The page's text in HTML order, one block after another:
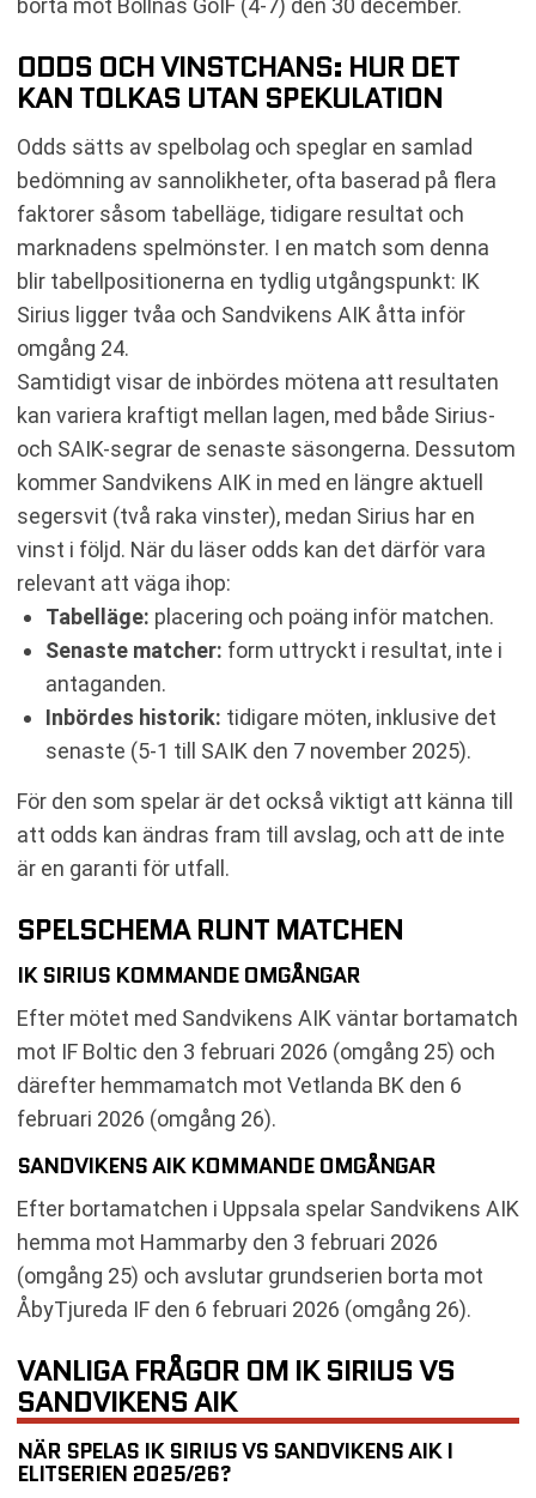
ODDS OCH VINSTCHANS: HUR DET
KAN TOLKAS UTAN SPEKULATION
Odds sätts av spelbolag och speglar en samlad
bedömning av sannolikheter, ofta baserad på flera
faktorer såsom tabelläge, tidigare resultat och
marknadens spelmönster. I en match som denna
blir tabellpositionerna en tydlig utgångspunkt: IK
Sirius ligger tvåa och Sandvikens AIK åtta inför
omgång 24.
Samtidigt visar de inbördes mötena att resultaten
kan variera kraftigt mellan lagen, med både Sirius-
och SAIK-segrar de senaste säsongerna. Dessutom
kommer Sandvikens AIK in med en längre aktuell
segersvit (två raka vinster), medan Sirius har en
vinst i följd. När du läser odds kan det därför vara
relevant att väga ihop:
Tabelläge: placering och poäng inför matchen.
Senaste matcher: form uttryckt i resultat, inte i
antaganden.
Inbördes historik: tidigare möten, inklusive det
senaste (5-1 till SAIK den 7 november 2025).
För den som spelar är det också viktigt att känna till
att odds kan ändras fram till avslag, och att de inte
är en garanti för utfall.
SPELSCHEMA RUNT MATCHEN
IK SIRIUS KOMMANDE OMGÅNGAR
Efter mötet med Sandvikens AIK väntar bortamatch
mot IF Boltic den 3 februari 2026 (omgång 25) och
därefter hemmamatch mot Vetlanda BK den 6
februari 2026 (omgång 26).
SANDVIKENS AIK KOMMANDE OMGÅNGAR
Efter bortamatchen i Uppsala spelar Sandvikens AIK
hemma mot Hammarby den 3 februari 2026
(omgång 25) och avslutar grundserien borta mot
ÅbyTjureda IF den 6 februari 2026 (omgång 26).
VANLIGA FRÅGOR OM IK SIRIUS VS
SANDVIKENS AIK
NÄR SPELAS IK SIRIUS VS SANDVIKENS AIK I
ELITSERIEN 2025/26?